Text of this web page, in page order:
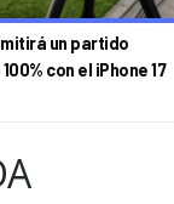
un partido
con el iPhone 17